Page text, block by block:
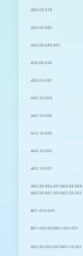
A09.05.078
A26.06.082
A26.06.049.001
A26.06.036
A26.06.041
A05.10.004
A05.10.006
A12.10.005
A04.10.002
A05.10.007
A03.30.006.001
A03.08.001.001
B01.003.004
B01.003.002B01.003.001
A03.30.006.007A03.16.001